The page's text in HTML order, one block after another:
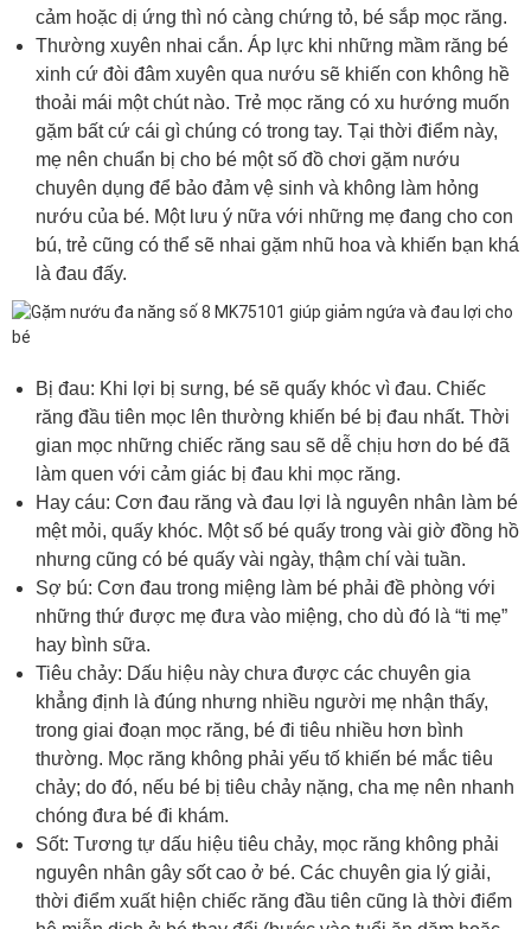
cảm hoặc dị ứng thì nó càng chứng tỏ, bé sắp mọc răng.
Thường xuyên nhai cắn. Áp lực khi những mầm răng bé
xinh cứ đòi đâm xuyên qua nướu sẽ khiến con không hề
thoải mái một chút nào. Trẻ mọc răng có xu hướng muốn
gặm bất cứ cái gì chúng có trong tay. Tại thời điểm này,
mẹ nên chuẩn bị cho bé một số đồ chơi gặm nướu
chuyên dụng để bảo đảm vệ sinh và không làm hỏng
nướu của bé. Một lưu ý nữa với những mẹ đang cho con
bú, trẻ cũng có thể sẽ nhai gặm nhũ hoa và khiến bạn khá
là đau đấy.
Bị đau: Khi lợi bị sưng, bé sẽ quấy khóc vì đau. Chiếc
răng đầu tiên mọc lên thường khiến bé bị đau nhất. Thời
gian mọc những chiếc răng sau sẽ dễ chịu hơn do bé đã
làm quen với cảm giác bị đau khi mọc răng.
Hay cáu: Cơn đau răng và đau lợi là nguyên nhân làm bé
mệt mỏi, quấy khóc. Một số bé quấy trong vài giờ đồng hồ
nhưng cũng có bé quấy vài ngày, thậm chí vài tuần.
Sợ bú: Cơn đau trong miệng làm bé phải đề phòng với
những thứ được mẹ đưa vào miệng, cho dù đó là “ti mẹ”
hay bình sữa.
Tiêu chảy: Dấu hiệu này chưa được các chuyên gia
khẳng định là đúng nhưng nhiều người mẹ nhận thấy,
trong giai đoạn mọc răng, bé đi tiêu nhiều hơn bình
thường. Mọc răng không phải yếu tố khiến bé mắc tiêu
chảy; do đó, nếu bé bị tiêu chảy nặng, cha mẹ nên nhanh
chóng đưa bé đi khám.
Sốt: Tương tự dấu hiệu tiêu chảy, mọc răng không phải
nguyên nhân gây sốt cao ở bé. Các chuyên gia lý giải,
thời điểm xuất hiện chiếc răng đầu tiên cũng là thời điểm